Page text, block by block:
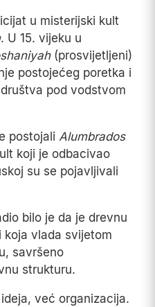
u misterijski kult
. U 15. vijeku u
(prosvijetljeni)
postojećeg poretka i
pod vodstvom
postojali Alumbrados
koji je odbacivao
su se pojavljivali
bilo je da je drevnu
koja vlada svijetom
savršeno
strukturu.
već organizacija.